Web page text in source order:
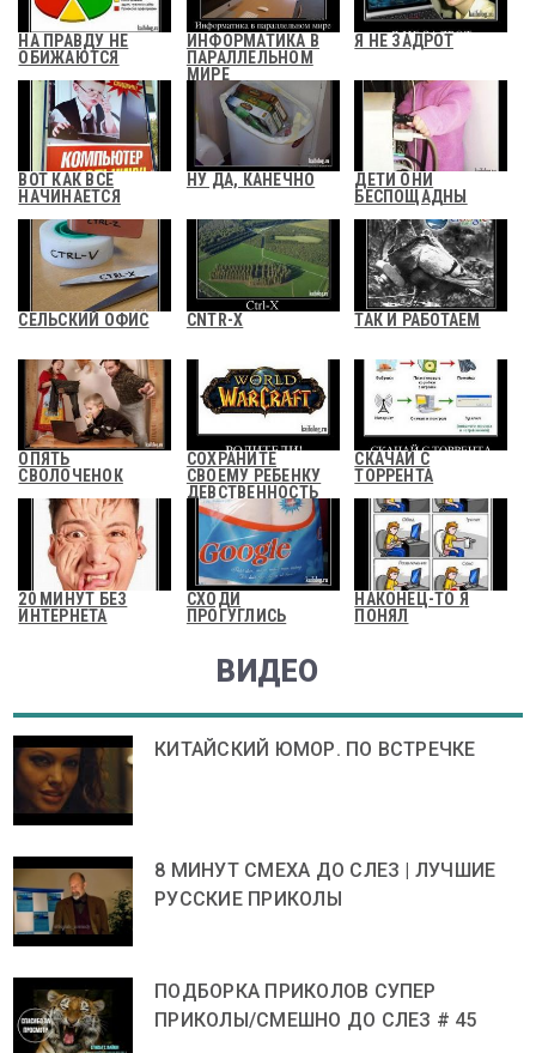
НА ПРАВДУ НЕ
ОБИЖАЮТСЯ
ИНФОРМАТИКА В
ПАРАЛЛЕЛЬНОМ
МИРЕ
Я НЕ ЗАДРОТ
ВОТ КАК ВСЕ
НАЧИНАЕТСЯ
НУ ДА, КАНЕЧНО
ДЕТИ ОНИ
БЕСПОЩАДНЫ
СЕЛЬСКИЙ ОФИС CNTR-X ТАК И РАБОТАЕМ
ОПЯТЬ
СВОЛОЧЕНОК
СОХРАНИТЕ
СВОЕМУ РЕБЕНКУ
ДЕВСТВЕННОСТЬ
СКАЧАЙ С
ТОРРЕНТА
20 МИНУТ БЕЗ
ИНТЕРНЕТА
СХОДИ
ПРОГУГЛИСЬ
НАКОНЕЦ-ТО Я
ПОНЯЛ
ВИДЕО
КИТАЙСКИЙ ЮМОР. ПО ВСТРЕЧКЕ
8 МИНУТ СМЕХА ДО СЛЕЗ | ЛУЧШИЕ
РУССКИЕ ПРИКОЛЫ
ПОДБОРКА ПРИКОЛОВ СУПЕР
ПРИКОЛЫ/СМЕШНО ДО СЛЕЗ # 45